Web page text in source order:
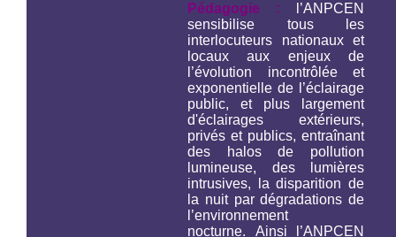
Pédagogie :
l’ANPCEN
sensibilise tous les
interlocuteurs nationaux et
locaux aux enjeux de
l’évolution incontrôlée et
exponentielle de l’éclairage
public, et plus largement
d'éclairages extérieurs,
privés et publics, entraînant
des halos de pollution
lumineuse, des lumières
intrusives, la disparition de
la nuit par dégradations de
l’environnement
nocturne. Ainsi l’ANPCEN